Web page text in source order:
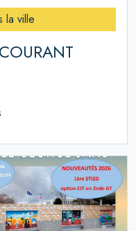
la ville